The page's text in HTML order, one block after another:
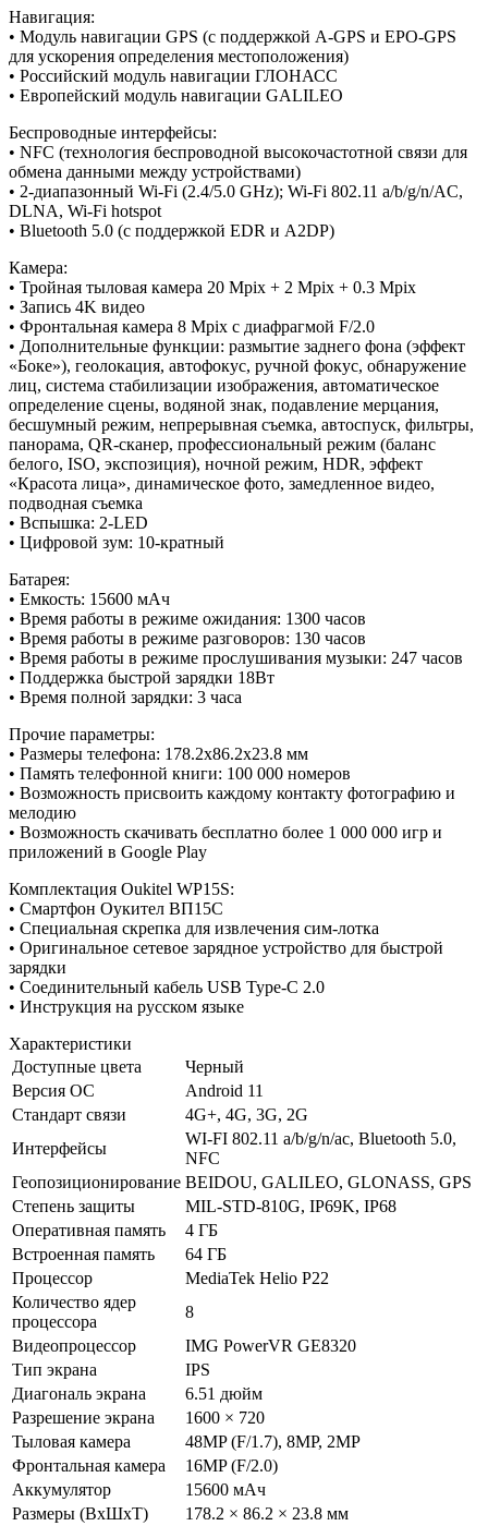
Навигация:
• Модуль навигации GPS (с поддержкой A-GPS и EPO-GPS
для ускорения определения местоположения)
• Российский модуль навигации ГЛОНАСС
• Европейский модуль навигации GALILEO
Беспроводные интерфейсы:
• NFC (технология беспроводной высокочастотной связи для
обмена данными между устройствами)
• 2-диапазонный Wi-Fi (2.4/5.0 GHz); Wi-Fi 802.11 a/b/g/n/AC,
DLNA, Wi-Fi hotspot
• Bluetooth 5.0 (с поддержкой EDR и A2DP)
Камера:
• Тройная тыловая камера 20 Mpix + 2 Mpix + 0.3 Mpix
• Запись 4K видео
• Фронтальная камера 8 Mpix с диафрагмой F/2.0
• Дополнительные функции: размытие заднего фона (эффект
«Боке»), геолокация, автофокус, ручной фокус, обнаружение
лиц, система стабилизации изображения, автоматическое
определение сцены, водяной знак, подавление мерцания,
бесшумный режим, непрерывная съемка, автоспуск, фильтры,
панорама, QR-сканер, профессиональный режим (баланс
белого, ISO, экспозиция), ночной режим, HDR, эффект
«Красота лица», динамическое фото, замедленное видео,
подводная съемка
• Вспышка: 2-LED
• Цифровой зум: 10-кратный
Батарея:
• Емкость: 15600 мАч
• Время работы в режиме ожидания: 1300 часов
• Время работы в режиме разговоров: 130 часов
• Время работы в режиме прослушивания музыки: 247 часов
• Поддержка быстрой зарядки 18Вт
• Время полной зарядки: 3 часа
Прочие параметры:
• Размеры телефона: 178.2x86.2x23.8 мм
• Память телефонной книги: 100 000 номеров
• Возможность присвоить каждому контакту фотографию и
мелодию
• Возможность скачивать бесплатно более 1 000 000 игр и
приложений в Google Play
Комплектация Oukitel WP15S:
• Смартфон Оукител ВП15С
• Специальная скрепка для извлечения сим-лотка
• Оригинальное сетевое зарядное устройство для быстрой
зарядки
• Соединительный кабель USB Type-C 2.0
• Инструкция на русском языке
Характеристики
Доступные цвета
Черный
Версия ОС
Android 11
Стандарт связи
4G+, 4G, 3G, 2G
Интерфейсы
WI-FI 802.11 a/b/g/n/ac, Bluetooth 5.0,
NFC
Геопозиционирование BEIDOU, GALILEO, GLONASS, GPS
Степень защиты
MIL-STD-810G, IP69K, IP68
Оперативная память
4 ГБ
Встроенная память
64 ГБ
Процессор
MediaTek Helio P22
Количество ядер
процессора
8
Видеопроцессор
IMG PowerVR GE8320
Тип экрана
IPS
Диагональ экрана
6.51 дюйм
Разрешение экрана
1600 × 720
Тыловая камера
48MP (F/1.7), 8MP, 2MP
Фронтальная камера
16MP (F/2.0)
Аккумулятор
15600 мАч
Размеры (ВxШxТ)
178.2 × 86.2 × 23.8 мм